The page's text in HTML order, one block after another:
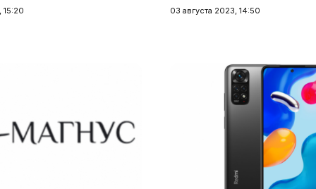
15:20 03 августа 2023, 14:50